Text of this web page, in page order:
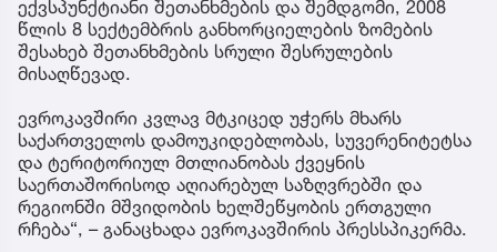
ექვსპუნქტიანი შეთანხმების და შემდგომი, 2008
წლის 8 სექტემბრის განხორციელების ზომების
შესახებ შეთანხმების სრული შესრულების
მისაღწევად.
ევროკავშირი კვლავ მტკიცედ უჭერს მხარს
საქართველოს დამოუკიდებლობას, სუვერენიტეტსა
და ტერიტორიულ მთლიანობას ქვეყნის
საერთაშორისოდ აღიარებულ საზღვრებში და
რეგიონში მშვიდობის ხელშეწყობის ერთგული
რჩება“, – განაცხადა ევროკავშირის პრესსპიკერმა.